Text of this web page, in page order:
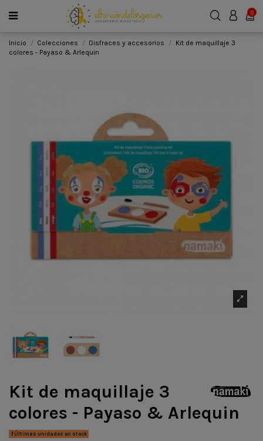
0
Inicio Colecciones Disfraces y accesorios
Kit de maquillaje 3
colores - Payaso & Arlequin
Kit de maquillaje 3
colores - Payaso & Arlequin
Últimas unidades en stock